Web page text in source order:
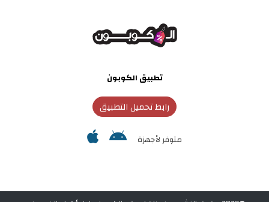
تطبيق الكوبون
رابط تحميل التطبيق
متوفر لأجهزة